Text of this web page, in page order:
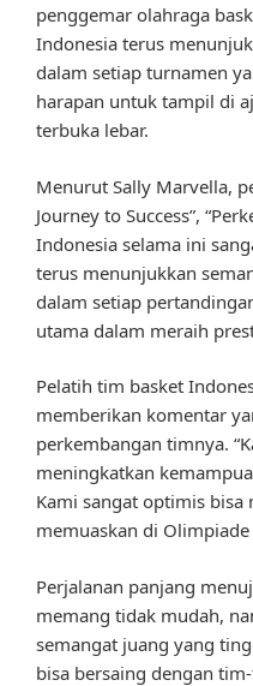
penggemar olahraga
Indonesia terus
dalam setiap turnamen
harapan untuk tampil di
terbuka lebar.
Menurut Sally Marvella,
Journey to Success”,
Indonesia selama ini
terus menunjukkan
dalam setiap
utama dalam meraih
Pelatih tim basket
memberikan komentar
perkembangan timnya.
meningkatkan
Kami sangat optimis bisa
memuaskan di Olimpiade
Perjalanan panjang
memang tidak mudah,
semangat juang yang
bisa bersaing dengan